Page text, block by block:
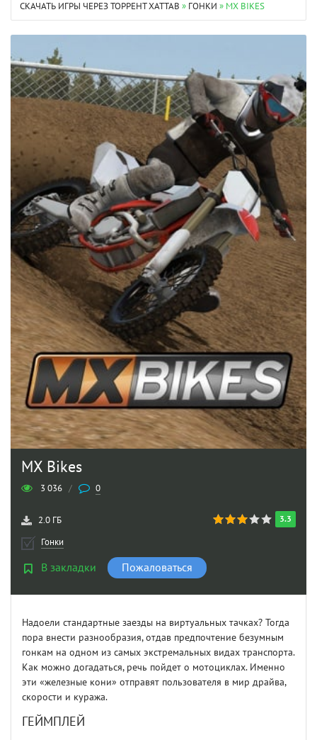
СКАЧАТЬ ИГРЫ ЧЕРЕЗ ТОРРЕНТ XATTAB » ГОНКИ » MX BIKES
MX Bikes
3 036 / 0
3.3
2.0 ГБ
Гонки
В закладки Пожаловаться
Надоели стандартные заезды на виртуальных тачках? Тогда
пора внести разнообразия, отдав предпочтение безумным
гонкам на одном из самых экстремальных видах транспорта.
Как можно догадаться, речь пойдет о мотоциклах. Именно
эти «железные кони» отправят пользователя в мир драйва,
скорости и куража.
ГЕЙМПЛЕЙ